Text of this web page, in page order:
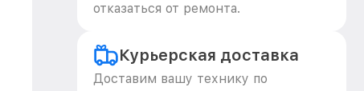
отказаться от ремонта.
Курьерская доставка
Доставим вашу технику по